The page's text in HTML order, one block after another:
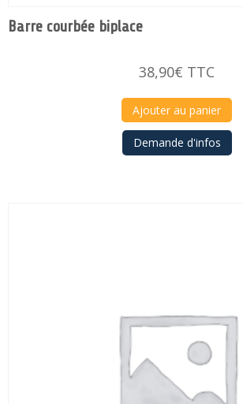
Barre courbée biplace
38,90€ TTC
Ajouter au panier
Demande d'infos